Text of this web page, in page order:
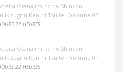
Osanajimi to no Shinkon
Ikisugiru Ken ni Tsuite - Volume 02
22 HEURES
Osanajimi to no Shinkon
Ikisugiru Ken ni Tsuite - Volume 01
22 HEURES